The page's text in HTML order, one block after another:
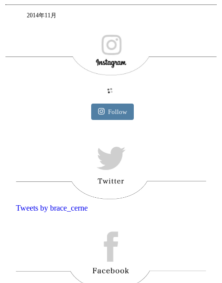
2014年11月
Follow
Tweets by brace_cerne